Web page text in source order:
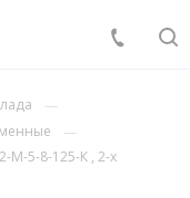
М-5-8-125-К , 2-х